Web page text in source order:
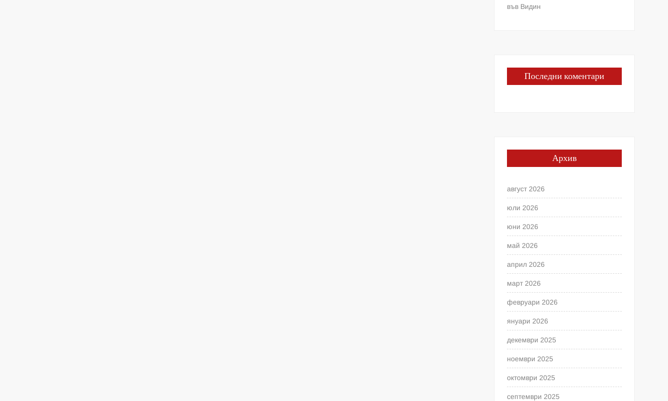
във Видин
Последни коментари
Архив
август 2026
юли 2026
юни 2026
май 2026
април 2026
март 2026
февруари 2026
януари 2026
декември 2025
ноември 2025
октомври 2025
септември 2025